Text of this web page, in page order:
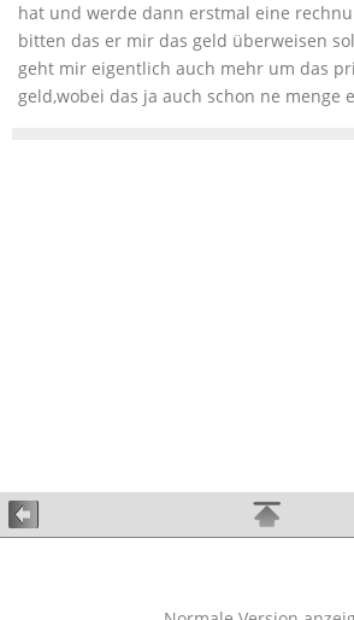
hat und werde dann erstmal eine
bitten das er mir das geld überweisen
geht mir eigentlich auch mehr um das
geld,wobei das ja auch schon ne menge